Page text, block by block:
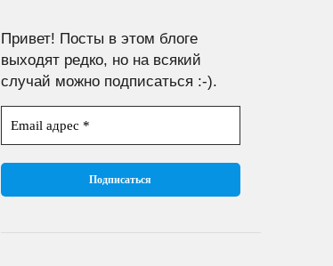
Привет! Посты в этом блоге
выходят редко, но на всякий
случай можно подписаться :-).